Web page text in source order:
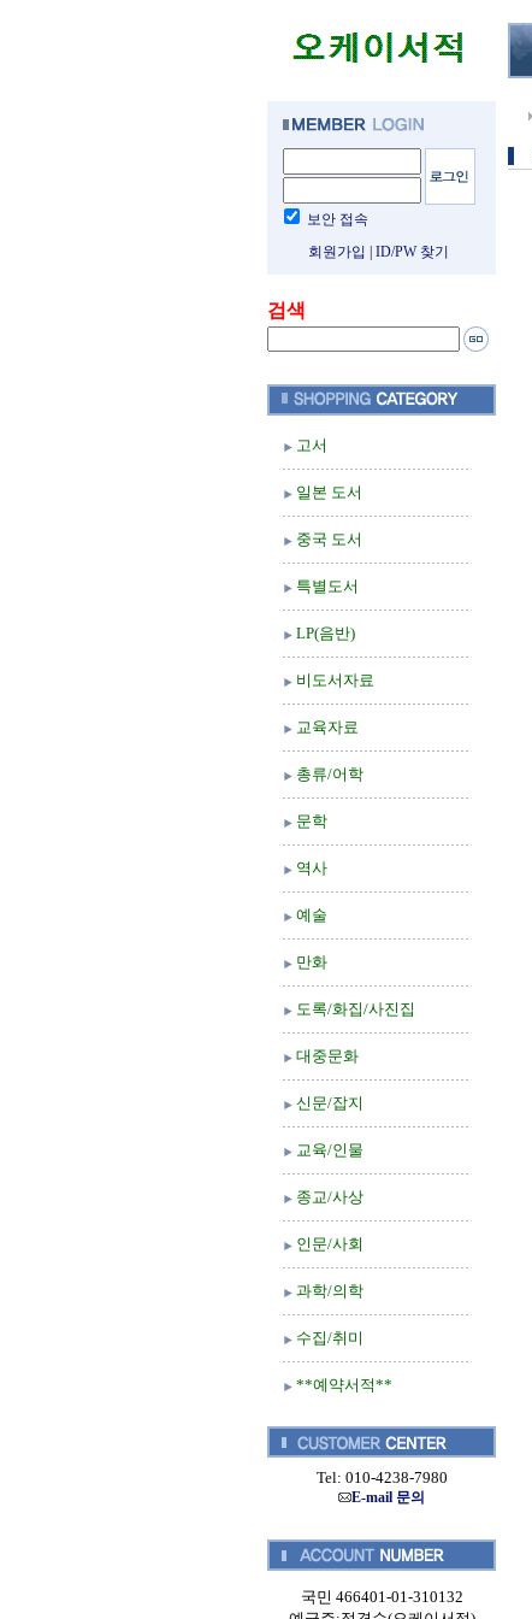
보안 접속
회원가입
ID/PW 찾기
검색
고서
일본 도서
중국 도서
특별도서
LP(음반)
비도서자료
교육자료
총류/어학
문학
역사
예술
만화
도록/화집/사진집
대중문화
신문/잡지
교육/인물
종교/사상
인문/사회
과학/의학
수집/취미
**예약서적**
Tel: 010-4238-7980
E-mail 문의
국민 466401-01-310132